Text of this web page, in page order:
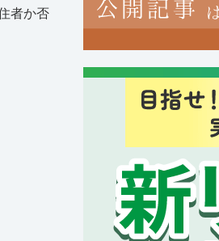
者か否